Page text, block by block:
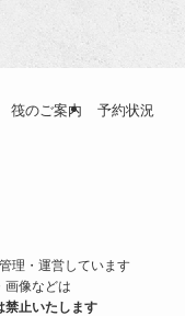
筏のご案内 予約状況
理・運営しています
画像などは
禁止いたします